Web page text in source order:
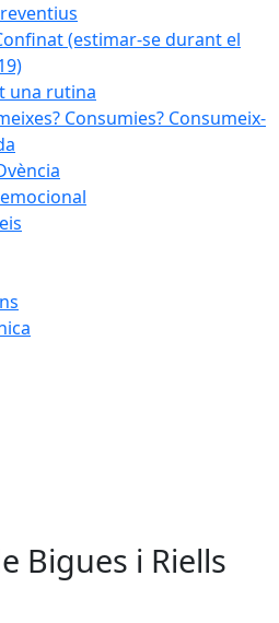
(estimar-se durant el
una rutina
Consumies? Consumeix-
Bigues i Riells